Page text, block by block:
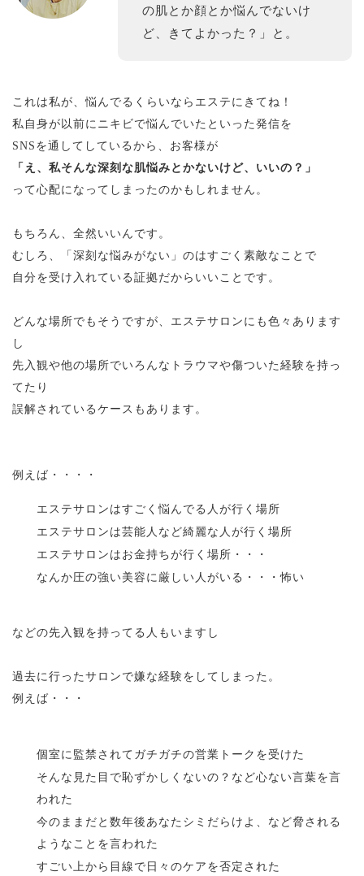
の肌とか顔とか悩んでないけ
ど、きてよかった？」と。
これは私が、悩んでるくらいならエステにきてね！
私自身が以前にニキビで悩んでいたといった発信を
SNSを通してしているから、お客様が
「え、私そんな深刻な肌悩みとかないけど、いいの？」
って心配になってしまったのかもしれません。
もちろん、全然いいんです。
むしろ、「深刻な悩みがない」のはすごく素敵なことで
自分を受け入れている証拠だからいいことです。
どんな場所でもそうですが、エステサロンにも色々あります
し
先入観や他の場所でいろんなトラウマや傷ついた経験を持っ
てたり
誤解されているケースもあります。
例えば・・・・
エステサロンはすごく悩んでる人が行く場所
エステサロンは芸能人など綺麗な人が行く場所
エステサロンはお金持ちが行く場所・・・
なんか圧の強い美容に厳しい人がいる・・・怖い
などの先入観を持ってる人もいますし
過去に行ったサロンで嫌な経験をしてしまった。
例えば・・・
個室に監禁されてガチガチの営業トークを受けた
そんな見た目で恥ずかしくないの？など心ない言葉を言
われた
今のままだと数年後あなたシミだらけよ、など脅される
ようなことを言われた
すごい上から目線で日々のケアを否定された